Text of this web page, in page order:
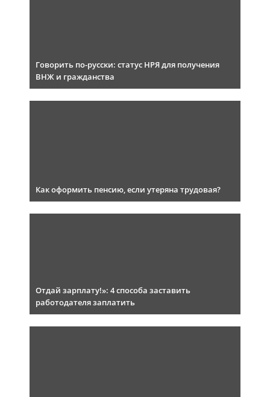
Говорить по-русски: статус НРЯ для получения
ВНЖ и гражданства
Как оформить пенсию, если утеряна трудовая?
Отдай зарплату!»: 4 способа заставить
работодателя заплатить